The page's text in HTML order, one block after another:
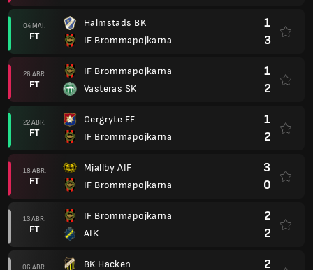
04 MAI.
FT
Halmstads BK
IF Brommapojkarna
1
3
26 ABR.
FT
IF Brommapojkarna
Vasteras SK
1
2
22 ABR.
FT
Oergryte FF
IF Brommapojkarna
1
2
18 ABR.
FT
Mjallby AIF
IF Brommapojkarna
3
0
13 ABR.
FT
IF Brommapojkarna
AIK
2
2
06 ABR.
BK Hacken
2